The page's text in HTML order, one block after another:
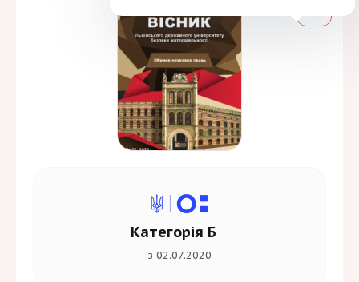
Категорія Б
з 02.07.2020